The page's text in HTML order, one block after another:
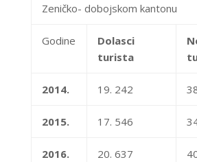
Zeničko- dobojskom kantonu
Godine
Dolasci
turista
2014. 19. 242
2015. 17. 546
2016. 20. 637